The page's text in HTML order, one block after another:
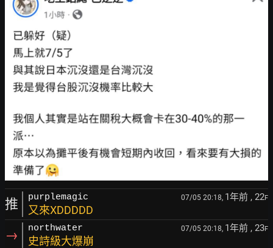
推 purplemagic 07/05 20:18, 1年前 , 22F
又來XDDDDD
→ northwater 07/05 20:18, 1年前 , 23F
史詩級大爆崩